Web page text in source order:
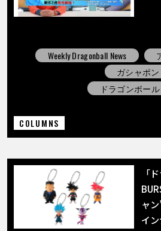
Weekly Dragonball News
ガシャポン
ドラゴンボール
COLUMNS
「
ャ
イン